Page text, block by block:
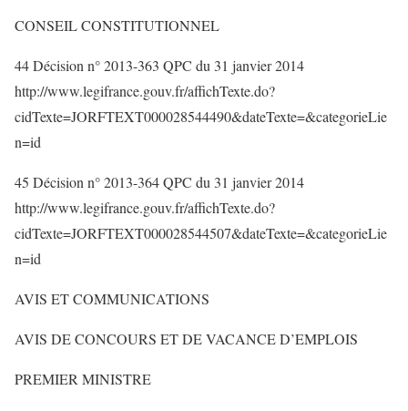
CONSEIL CONSTITUTIONNEL
44 Décision n° 2013-363 QPC du 31 janvier 2014
http://www.legifrance.gouv.fr/affichTexte.do?
cidTexte=JORFTEXT000028544490&dateTexte=&categorieLie
n=id
45 Décision n° 2013-364 QPC du 31 janvier 2014
http://www.legifrance.gouv.fr/affichTexte.do?
cidTexte=JORFTEXT000028544507&dateTexte=&categorieLie
n=id
AVIS ET COMMUNICATIONS
AVIS DE CONCOURS ET DE VACANCE D’EMPLOIS
PREMIER MINISTRE